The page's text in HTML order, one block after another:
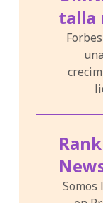
talla
Somos